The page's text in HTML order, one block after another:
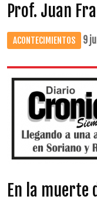
Prof. Juan
ACONTECIMIENTOS 9
En la muerte